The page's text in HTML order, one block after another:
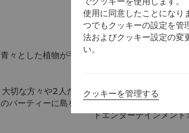
伝説的な
青々とした植物が手つかずのビーチに生い茂り
大切な方々や2人だけでのウェディング＆セレ
のパーティーに島を貸切ることが可能です。こ
トエンターテインメン
使用に同意したことになり
つでもクッキーの設定を管
法およびクッキー設定の変
い。
クッキーを管理する